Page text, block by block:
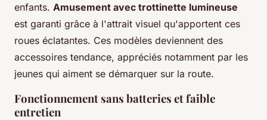
enfants. Amusement avec trottinette lumineuse
est garanti grâce à l'attrait visuel qu'apportent ces
roues éclatantes. Ces modèles deviennent des
accessoires tendance, appréciés notamment par les
jeunes qui aiment se démarquer sur la route.
Fonctionnement sans batteries et faible
entretien